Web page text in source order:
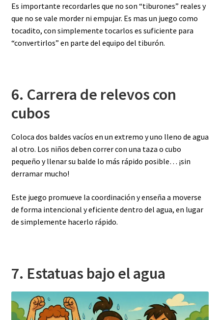
Es importante recordarles que no son “tiburones” reales y
que no se vale morder ni empujar. Es mas un juego como
tocadito, con simplemente tocarlos es suficiente para
“convertirlos” en parte del equipo del tiburón.
6. Carrera de relevos con
cubos
Coloca dos baldes vacíos en un extremo y uno lleno de agua
al otro. Los niños deben correr con una taza o cubo
pequeño y llenar su balde lo más rápido posible… ¡sin
derramar mucho!
Este juego promueve la coordinación y enseña a moverse
de forma intencional y eficiente dentro del agua, en lugar
de simplemente hacerlo rápido.
7. Estatuas bajo el agua